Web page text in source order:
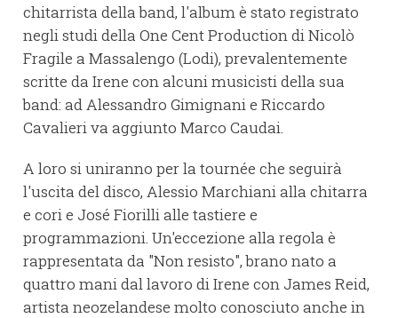
chitarrista della band, l'album è stato registrato
negli studi della One Cent Production di Nicolò
Fragile a Massalengo (Lodi), prevalentemente
scritte da Irene con alcuni musicisti della sua
band: ad Alessandro Gimignani e Riccardo
Cavalieri va aggiunto Marco Caudai.
A loro si uniranno per la tournée che seguirà
l'uscita del disco, Alessio Marchiani alla chitarra
e cori e José Fiorilli alle tastiere e
programmazioni. Un'eccezione alla regola è
rappresentata da "Non resisto", brano nato a
quattro mani dal lavoro di Irene con James Reid,
artista neozelandese molto conosciuto anche in